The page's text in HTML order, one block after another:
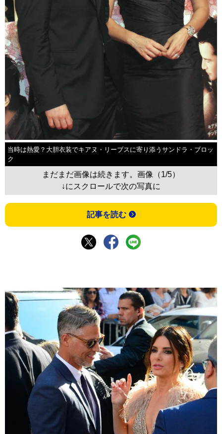
当時は熱愛？大胆衣装でキアヌ・リーブスに寄り添うサンドラ・ブロッ
ク
まだまだ画像は続きます。画像（1/5）
↓にスクロールで次の写真に
記事を読む